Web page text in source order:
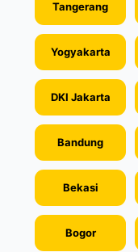
Tangerang
Yogyakarta
DKI Jakarta
Bandung
Bekasi
Bogor